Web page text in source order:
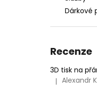
Dárkové
Recenze
3D tisk na
Hodnocení
| Alexandr